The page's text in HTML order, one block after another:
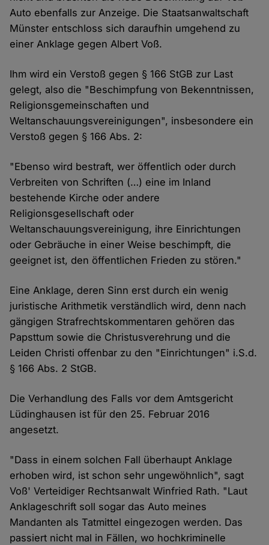
Auto ebenfalls zur Anzeige. Die Staatsanwaltschaft
Münster entschloss sich daraufhin umgehend zu
einer Anklage gegen Albert Voß.
Ihm wird ein Verstoß gegen § 166 StGB zur Last
gelegt, also die "Beschimpfung von Bekenntnissen,
Religionsgemeinschaften und
Weltanschauungsvereinigungen", insbesondere ein
Verstoß gegen § 166 Abs. 2:
"Ebenso wird bestraft, wer öffentlich oder durch
Verbreiten von Schriften (…) eine im Inland
bestehende Kirche oder andere
Religionsgesellschaft oder
Weltanschauungsvereinigung, ihre Einrichtungen
oder Gebräuche in einer Weise beschimpft, die
geeignet ist, den öffentlichen Frieden zu stören."
Eine Anklage, deren Sinn erst durch ein wenig
juristische Arithmetik verständlich wird, denn nach
gängigen Strafrechtskommentaren gehören das
Papsttum sowie die Christusverehrung und die
Leiden Christi offenbar zu den "Einrichtungen" i.S.d.
§ 166 Abs. 2 StGB.
Die Verhandlung des Falls vor dem Amtsgericht
Lüdinghausen ist für den 25. Februar 2016
angesetzt.
"Dass in einem solchen Fall überhaupt Anklage
erhoben wird, ist schon sehr ungewöhnlich", sagt
Voß' Verteidiger Rechtsanwalt Winfried Rath. "Laut
Anklageschrift soll sogar das Auto meines
Mandanten als Tatmittel eingezogen werden. Das
passiert nicht mal in Fällen, wo hochkriminelle